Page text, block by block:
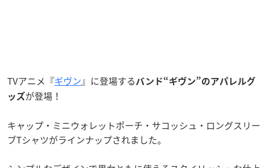
TVアニメ『ギヴン』に登場する バンド“ギヴン”のアパレルグ
ッズ が登場！
キャップ・ミニウォレットポーチ・サコッシュ・ロングスリー
ブTシャツがラインナップされました。